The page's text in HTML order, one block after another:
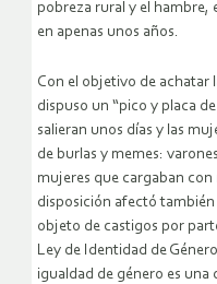
pobreza rural y el hambre,
en apenas unos años.
Con el objetivo de achatar
dispuso un “pico y placa
salieran unos días y las
de burlas y memes:
mujeres que cargaban
disposición afectó también
objeto de castigos por
Ley de Identidad de
igualdad de género es